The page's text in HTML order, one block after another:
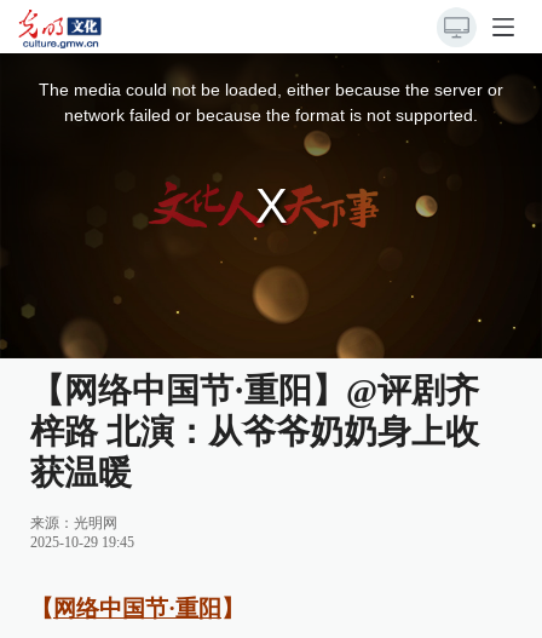
The media could not be loaded, either because the server or
network failed or because the format is not supported.
【网络中国节·重阳】@评剧齐
梓路 北演：从爷爷奶奶身上收
获温暖
来源： 光明网
2025-10-29 19:45
【 网络中国节·重阳 】